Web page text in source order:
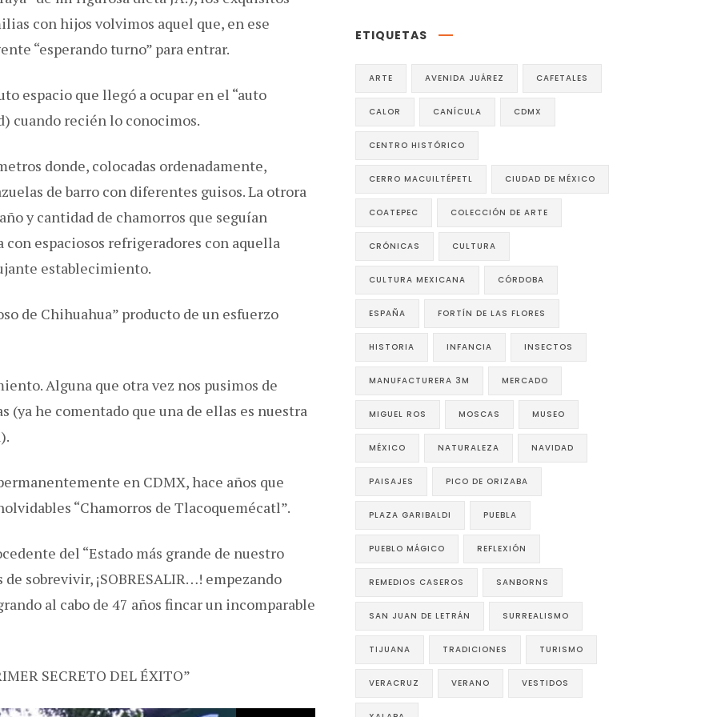
con hijos volvimos aquel que, en ese
“esperando turno” para entrar.
espacio que llegó a ocupar en el “auto
cuando recién lo conocimos.
donde, colocadas ordenadamente,
de barro con diferentes guisos. La otrora
y cantidad de chamorros que seguían
espaciosos refrigeradores con aquella
establecimiento.
de Chihuahua” producto de un esfuerzo
Alguna que otra vez nos pusimos de
(ya he comentado que una de ellas es nuestra
en CDMX, hace años que
“Chamorros de Tlacoquemécatl”.
del “Estado más grande de nuestro
sobrevivir, ¡SOBRESALIR…! empezando
al cabo de 47 años fincar un incomparable
SECRETO DEL ÉXITO”
ETIQUETAS
ARTE AVENIDA JUÁREZ CAFETALES
CALOR CANÍCULA CDMX
CENTRO HISTÓRICO
CERRO MACUILTÉPETL CIUDAD DE MÉXICO
COATEPEC COLECCIÓN DE ARTE
CRÓNICAS CULTURA
CULTURA MEXICANA CÓRDOBA
ESPAÑA FORTÍN DE LAS FLORES
HISTORIA INFANCIA INSECTOS
MANUFACTURERA 3M MERCADO
MIGUEL ROS MOSCAS MUSEO
MÉXICO NATURALEZA NAVIDAD
PAISAJES PICO DE ORIZABA
PLAZA GARIBALDI PUEBLA
PUEBLO MÁGICO REFLEXIÓN
REMEDIOS CASEROS SANBORNS
SAN JUAN DE LETRÁN SURREALISMO
TIJUANA TRADICIONES TURISMO
VERACRUZ VERANO VESTIDOS